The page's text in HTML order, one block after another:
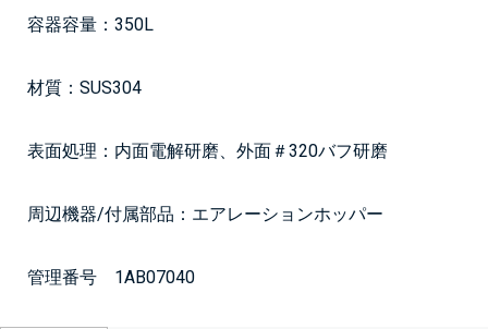
容器容量：350L
材質：SUS304
表面処理：内面電解研磨、外面＃320バフ研磨
周辺機器/付属部品：エアレーションホッパー
管理番号 1AB07040